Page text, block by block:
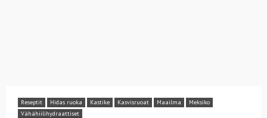
Reseptit Hidas ruoka Kastike Kasvisruoat Maailma
Meksiko
Vähähiilihydraattiset